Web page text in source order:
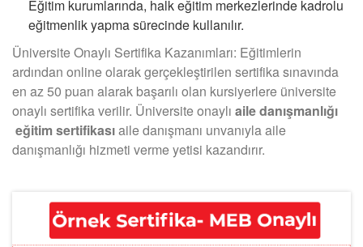
Eğitim kurumlarında, halk eğitim merkezlerinde kadrolu
eğitmenlik yapma sürecinde kullanılır.
Üniversite Onaylı Sertifika Kazanımları: Eğitimlerin
ardından online olarak gerçekleştirilen sertifika sınavında
en az 50 puan alarak başarılı olan kursiyerlere üniversite
onaylı sertifika verilir. Üniversite onaylı aile danışmanlığı
eğitim sertifikasıaile danışmanı unvanıyla aile
danışmanlığı hizmeti verme yetisi kazandırır.